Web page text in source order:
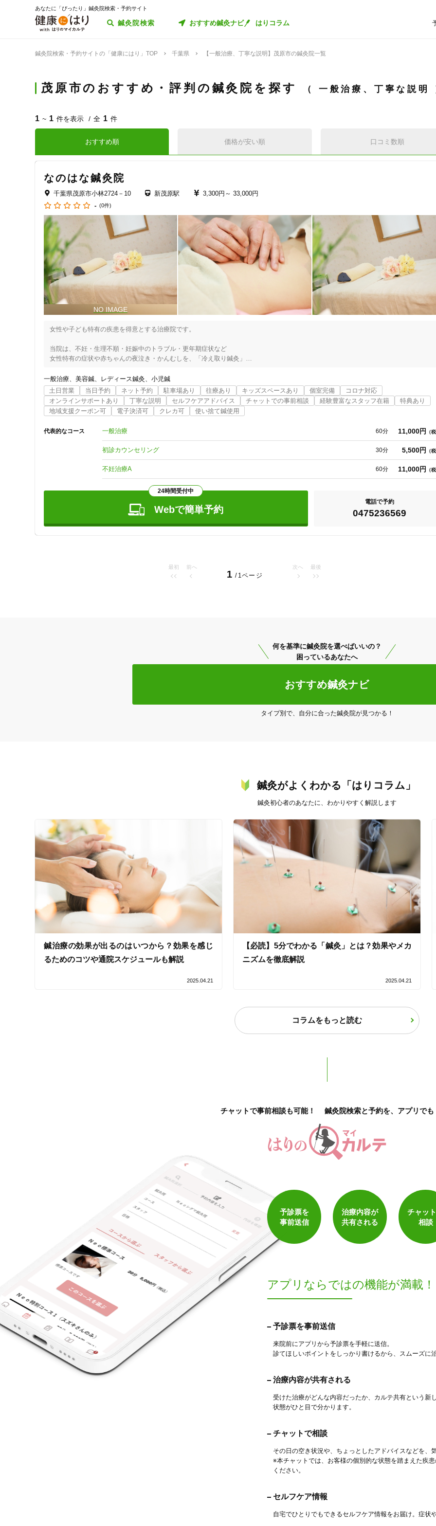
あなたに「ぴったり」鍼灸院検索・予約サイト
鍼灸院検索 おすすめ鍼灸ナビ はりコラム
鍼灸院検索・予約サイトの「健康にはり」TOP 千葉県 【一般治療、丁寧な説明】茂原市の鍼灸院一覧
茂原市のおすすめ・評判の鍼灸院を探す 一般治療、丁寧な説明
スポーツ鍼灸
特徴・キーワード
設備の特徴
バリアフリー 個室完備
女性向けの特徴
女性スタッフ在籍
接客・サービスの特徴
コロナ対応 オンラインサポートあり 丁寧な説明
チャットでの事前相談 カルテ共有
1 ~ 1 件を表示 全 1 件
おすすめ順 価格が安い順 口コミ数順
なのはな鍼灸院
千葉県茂原市小林2724－10 新茂原駅 3,300円～ 33,000円
- (0件)
女性や子ども特有の疾患を得意とする治療院です。
当院は、不妊・生理不順・妊娠中のトラブル・更年期症状など
女性特有の症状や赤ちゃんの夜泣き・かんむしを、「冷え取り鍼灸」
刺さない鍼（はり）、肌につけないお灸を基本とした技法です。
あなたは『はりは痛い』と思っていませんか？『はりは痛い、きゅうは熱い』は昔の話です。はり・きゅうは赤ちゃんからお年寄りまで
とても気持ちよく、お客様の感受性に合わせて調節しながら治療することができます。
また最近は病の治療という目的の他に、健康維持や美容の手段として はり・きゅう を活用される方が多くなってきております。
私は決して器用ではありませんし、もちろんはりの達人でもありません。
だからこそ私はお客様の身になって、精一杯治療のお手伝いをさせていただきます。
一般治療 美容鍼 レディース鍼灸
小児鍼
土日営業
当日予約 ネット予約 駐車場あり 往療あり キッズスペースあり 個室完備
コロナ対応
オンラインサポートあり
丁寧な説明 セルフケアアドバイス チャットでの事前相談 経験豊富なスタッフ在籍
特典あり
地域支援クーポン可
電子決済可 クレカ可 使い捨て鍼使用
代表的なコース 一般治療 60分 11,000円 （
初診カウンセリング 30分 5,500円 （
不妊治療A 60分 11,000円 （
24時間受付中
Webで簡単予約
電話で予約
0475236569
最初 前へ
1 /1ページ
次へ 最後
「健康にはりを見た」
何を基準に鍼灸院を選べばいいの？
困っているあなたへ
おすすめ鍼灸ナビ
タイプ別で、自分に合った鍼灸院が見つかる！
鍼灸がよくわかる「はりコラム」
鍼灸初心者のあなたに、わかりやすく解説します
鍼治療の効果が出るのはいつから？効果を感じ
るためのコツや通院スケジュールも解説
2025.04.21
【必読】5分でわかる「鍼灸」とは？効果やメカ
ニズムを徹底解説
2025.04.21
コラムをもっと読む
チャットで事前相談も可能！ 鍼灸院検索と予約を、アプリでも
予診票を
事前送信
治療内容が
共有される
チャッ
相談
アプリならではの機能が満載！
予診票を事前送信
来院前にアプリから予診票を手軽に送信。
診てほしいポイントをしっかり書けるから、スムーズに
治療内容が共有される
受けた治療がどんな内容だったか、カルテ共有という
状態がひと目で分かります。
チャットで相談
その日の空き状況や、ちょっとしたアドバイスなどを、
※本チャットでは、お客様の個別的な状態を踏まえた疾
ください。
セルフケア情報
自宅でひとりでもできるセルフケア情報をお届け。症状